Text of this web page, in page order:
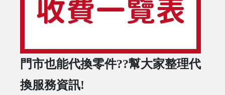
門市也能代換零件??幫大家整理代
換服務資訊!